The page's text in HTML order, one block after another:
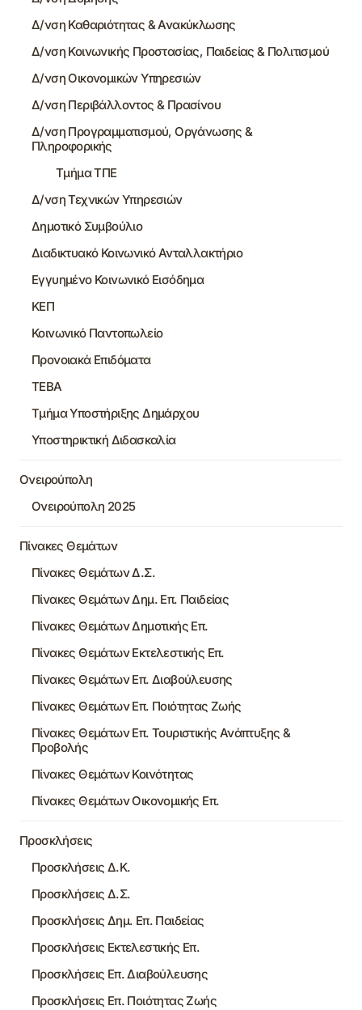
Δ/νση Καθαριότητας & Ανακύκλωσης
Δ/νση Κοινωνικής Προστασίας, Παιδείας & Πολιτισμού
Δ/νση Οικονομικών Υπηρεσιών
Δ/νση Περιβάλλοντος & Πρασίνου
Δ/νση Προγραμματισμού, Οργάνωσης &
Πληροφορικής
Τμήμα ΤΠΕ
Δ/νση Τεχνικών Υπηρεσιών
Δημοτικό Συμβούλιο
Διαδικτυακό Κοινωνικό Ανταλλακτήριο
Εγγυημένο Κοινωνικό Εισόδημα
ΚΕΠ
Κοινωνικό Παντοπωλείο
Προνοιακά Επιδόματα
ΤΕΒΑ
Τμήμα Υποστήριξης Δημάρχου
Υποστηρικτική Διδασκαλία
Ονειρούπολη
Ονειρούπολη 2025
Πίνακες Θεμάτων
Πίνακες Θεμάτων Δ.Σ.
Πίνακες Θεμάτων Δημ. Επ. Παιδείας
Πίνακες Θεμάτων Δημοτικής Επ.
Πίνακες Θεμάτων Εκτελεστικής Επ.
Πίνακες Θεμάτων Επ. Διαβούλευσης
Πίνακες Θεμάτων Επ. Ποιότητας Ζωής
Πίνακες Θεμάτων Επ. Τουριστικής Ανάπτυξης &
Προβολής
Πίνακες Θεμάτων Κοινότητας
Πίνακες Θεμάτων Οικονομικής Επ.
Προσκλήσεις
Προσκλήσεις Δ.Κ.
Προσκλήσεις Δ.Σ.
Προσκλήσεις Δημ. Επ. Παιδείας
Προσκλήσεις Εκτελεστικής Επ.
Προσκλήσεις Επ. Διαβούλευσης
Προσκλήσεις Επ. Ποιότητας Ζωής